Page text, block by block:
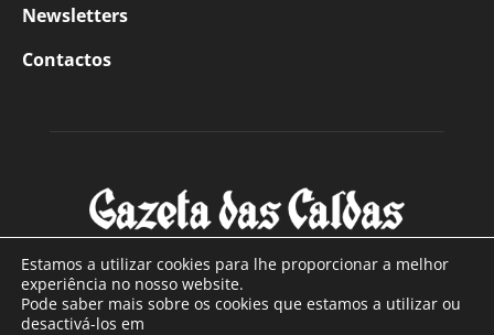
Newsletters
Contactos
SOBRE NÓS
Estamos a utilizar cookies para lhe proporcionar a melhor
experiência no nosso website.
Pode saber mais sobre os cookies que estamos a utilizar ou
desactivá-los em